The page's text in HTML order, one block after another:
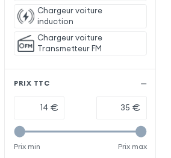
Chargeur voiture
induction
Chargeur voiture
Transmetteur FM
PRIX TTC
€ €
Prix min Prix max